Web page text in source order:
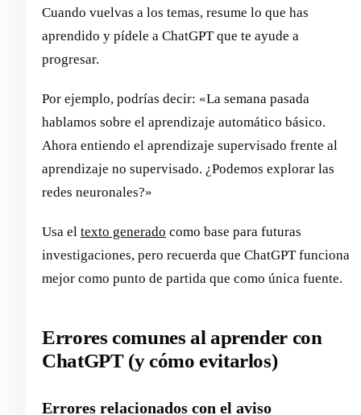
Cuando vuelvas a los temas, resume lo que has
aprendido y pídele a ChatGPT que te ayude a
progresar.
Por ejemplo, podrías decir: «La semana pasada
hablamos sobre el aprendizaje automático básico.
Ahora entiendo el aprendizaje supervisado frente al
aprendizaje no supervisado. ¿Podemos explorar las
redes neuronales?»
Usa el texto generado como base para futuras
investigaciones, pero recuerda que ChatGPT funciona
mejor como punto de partida que como única fuente.
Errores comunes al aprender con
ChatGPT (y cómo evitarlos)
Errores relacionados con el aviso